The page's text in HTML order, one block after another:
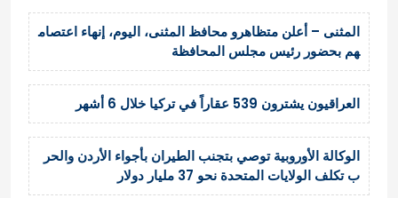
المثنى – أعلن متظاهرو محافظ المثنى، اليوم، إنهاء اعتصام
هم بحضور رئيس مجلس المحافظة
العراقيون يشترون 539 عقاراً في تركيا خلال 6 أشهر
الوكالة الأوروبية توصي بتجنب الطيران بأجواء الأردن والحر
ب تكلف الولايات المتحدة نحو 37 مليار دولار